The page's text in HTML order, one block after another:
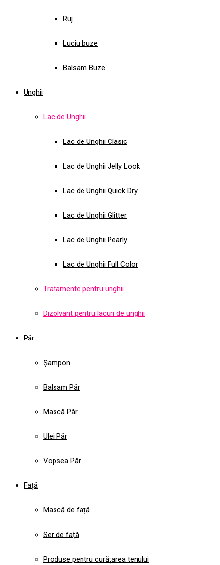
Ruj
Luciu buze
Balsam Buze
Unghii
Lac de Unghii
Lac de Unghii Clasic
Lac de Unghii Jelly Look
Lac de Unghii Quick Dry
Lac de Unghii Glitter
Lac de Unghii Pearly
Lac de Unghii Full Color
Tratamente pentru unghii
Dizolvant pentru lacuri de unghii
Păr
Șampon
Balsam Păr
Mască Păr
Ulei Păr
Vopsea Păr
Față
Mască de față
Ser de față
Produse pentru curățarea tenului